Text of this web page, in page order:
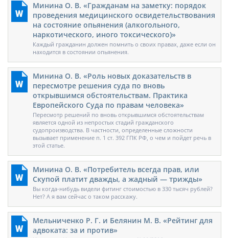
Минина О. В. «Гражданам на заметку: порядок
проведения медицинского освидетельствования
на состояние опьянения (алкогольного,
наркотического, иного токсического)»
Каждый гражданин должен помнить о своих правах, даже если он
находится в состоянии опьянения.
Минина О. В. «Роль новых доказательств в
пересмотре решения суда по вновь
открывшимся обстоятельствам. Практика
Европейского Суда по правам человека»
Пересмотр решений по вновь открывшимся обстоятельствам
является одной из непростых стадий гражданского
судопроизводства. В частности, определенные сложности
вызывает применение п. 1 ст. 392 ГПК РФ, о чем и пойдет речь в
этой статье.
Минина О. В. «Потребитель всегда прав, или
Скупой платит дважды, а жадный — трижды»
Вы когда-нибудь видели фитинг стоимостью в 330 тысяч рублей?
Нет? А я вам сейчас о таком расскажу.
Мельниченко Р. Г. и Белянин М. В. «Рейтинг для
адвоката: за и против»